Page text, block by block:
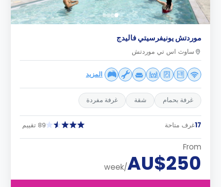
موردتش يونيفرسيتي فاليدج
ساوث اس تي موردتش
المزيد
غرفة بحمام شقة غرفة مفردة
17غرف متاحة 89 تقييم
From
AU$250
/week